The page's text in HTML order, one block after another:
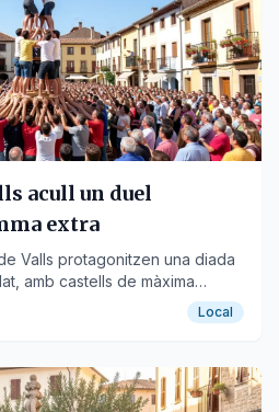
acull un duel
extra
Valls protagonitzen una diada
amb castells de màxima
Local